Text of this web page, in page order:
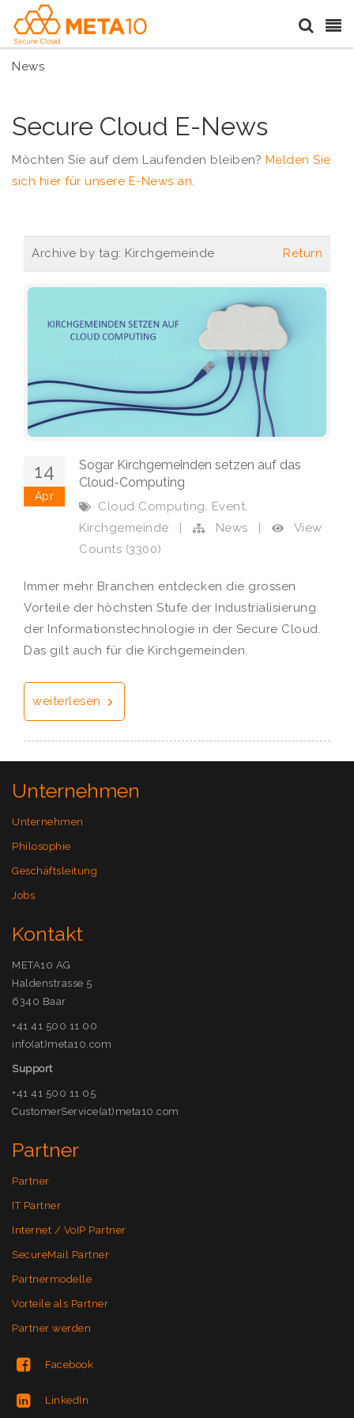
News
Secure Cloud E-News
Möchten Sie auf dem Laufenden bleiben? Melden Sie
sich hier für unsere E-News an.
Archive by tag: Kirchgemeinde Return
14
Apr
Sogar Kirchgemeinden setzen auf das
Cloud-Computing
Cloud Computing, Event,
Kirchgemeinde
News
View
Counts (3300)
Immer mehr Branchen entdecken die grossen
Vorteile der höchsten Stufe der Industrialisierung
der Informationstechnologie in der Secure Cloud.
Das gilt auch für die Kirchgemeinden.
weiterlesen
Unternehmen
Unternehmen
Philosophie
Geschäftsleitung
Jobs
Kontakt
META10 AG
Haldenstrasse 5
6340 Baar
+41 41 500 11 00
info(at)meta10.com
Support
+41 41 500 11 05
CustomerService(at)meta10.com
Partner
Partner
IT Partner
Internet / VoIP Partner
SecureMail Partner
Partnermodelle
Vorteile als Partner
Partner werden
Facebook
LinkedIn